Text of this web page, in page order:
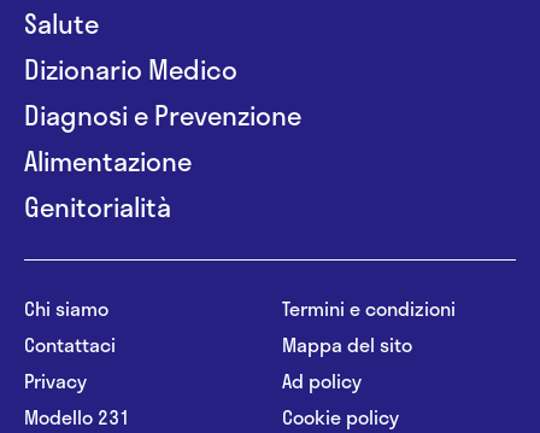
Salute
Dizionario Medico
Diagnosi e Prevenzione
Alimentazione
Genitorialità
Chi siamo
Contattaci
Privacy
Modello 231
Termini e condizioni
Mappa del sito
Ad policy
Cookie policy